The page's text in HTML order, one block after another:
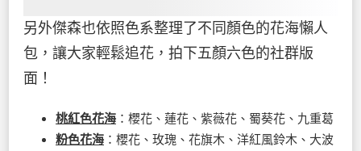
另外傑森也依照色系整理了不同顏色的花海懶人
包，讓大家輕鬆追花，拍下五顏六色的社群版
面！
桃紅色花海 ：櫻花、蓮花、紫薇花、蜀葵花、九重葛
粉色花海 ：櫻花、玫瑰、花旗木、洋紅風鈴木、大波